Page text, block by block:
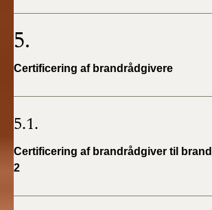
5.
Certificering af brandrådgivere
5.1.
Certificering af brandrådgiver til
2